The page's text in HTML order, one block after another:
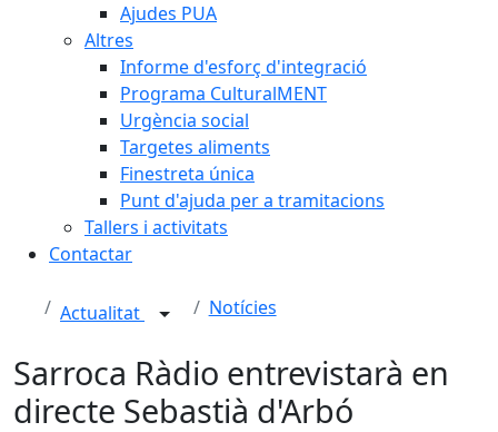
Ajudes PUA
Altres
Informe d'esforç d'integració
Programa CulturalMENT
Urgència social
Targetes aliments
Finestreta única
Punt d'ajuda per a tramitacions
Tallers i activitats
Contactar
Actualitat Notícies
Sarroca Ràdio entrevistarà en
directe Sebastià d'Arbó